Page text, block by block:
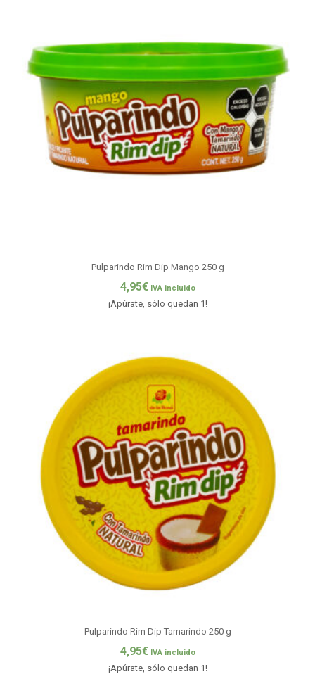
Pulparindo Rim Dip Mango 250 g
4,95€ IVA incluido
¡Apúrate, sólo quedan 1!
Pulparindo Rim Dip Tamarindo 250 g
4,95€ IVA incluido
¡Apúrate, sólo quedan 1!